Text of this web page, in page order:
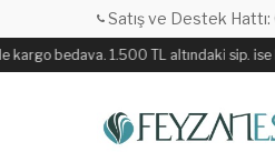
Satış ve Destek
bedava. 1.500 TL altındaki sip. ise